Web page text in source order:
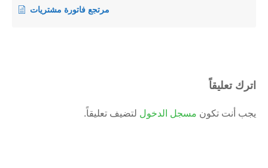
مرتجع فاتورة مشتريات
اترك تعليقاً
يجب أنت تكون مسجل الدخول لتضيف تعليقاً.